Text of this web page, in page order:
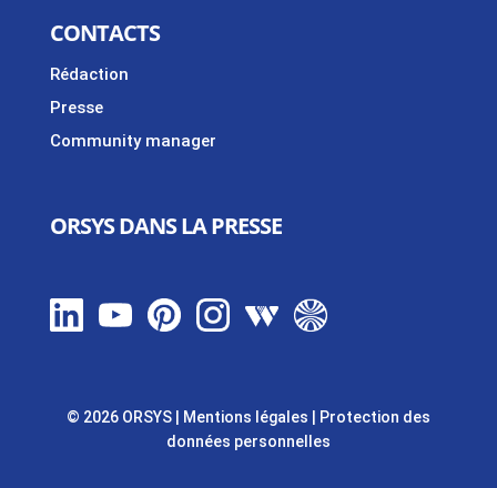
CONTACTS
Rédaction
Presse
Community manager
ORSYS DANS LA PRESSE
© 2026 ORSYS Mentions légales
Protection des
données personnelles